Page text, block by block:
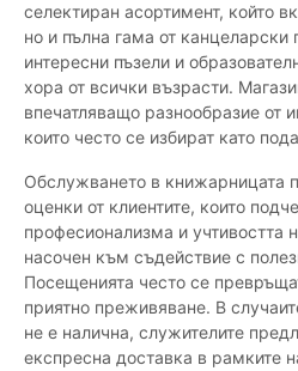
селектиран асортимент, който
но и пълна гама от
интересни пъзели и
хора от всички възрасти.
впечатляващо разнообразие от
които често се избират като
Обслужването в книжарницата
оценки от клиентите, които
професионализма и учтивостта
насочен към съдействие с
Посещенията често се
приятно преживяване. В
не е налична, служителите
експресна доставка в рамките